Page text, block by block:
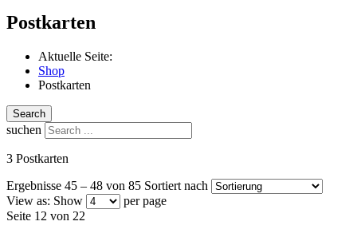
Postkarten
Aktuelle Seite:
Shop
Postkarten
Search
suchen
3 Postkarten
Ergebnisse 45 – 48 von 85 Sortiert nach
View as: Show
per page
Seite 12 von 22